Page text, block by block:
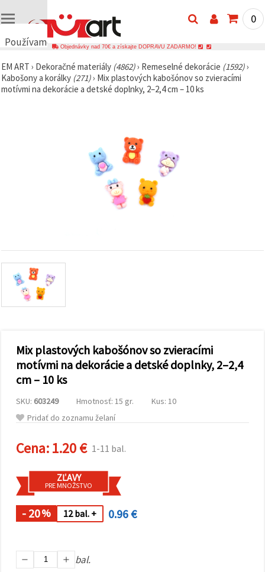
Používame
🍪
Používame
cookies a
zobrazovali
obsah a
reklamu, aj
s pomocou
našich
partnerov
Môžete
používaním
všetkých
cookie
kliknutím
na "Prijať
všetky!"
môžete
uviesť svoje
Nastaveniach
výberom
súborov
na tlačidlo
"Uložiť"
0
Objednávky nad 70€ a získajte DOPRAVU ZADARMO!
EM ART › Dekoračné materiály (4862)› Remeselné dekorácie (1592)›
Kabošony a korálky (271)› Mix plastových kabošónov so zvieracími
motívmi na dekorácie a detské doplnky, 2–2,4 cm – 10 ks
Mix plastových kabošónov so zvieracími
motívmi na dekorácie a detské doplnky, 2–2,4
cm – 10 ks
SKU: 603249 Hmotnosť: 15 gr.
Kus: 10
Pridať do zoznamu želaní
Cena:1.20 € 1-11 bal.
ZĽAVY
PRE MNOŽSTVO
- 20% 12 bal. + 0.96 €
bal.